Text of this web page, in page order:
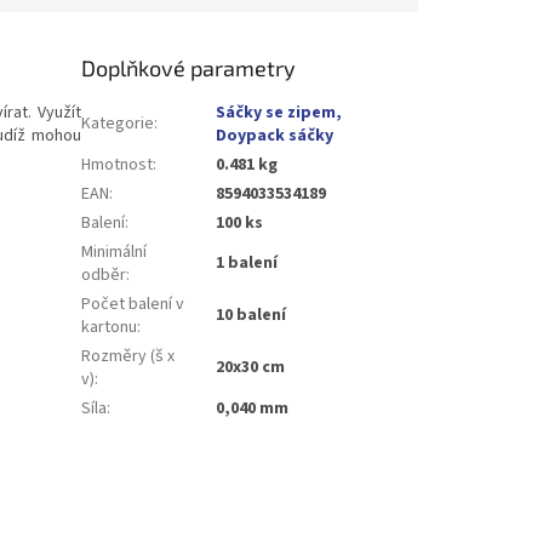
Využít
mohou
Doplňkové parametry
Kategorie:
Sáčky se zipem,
Doypack sáčky
Hmotnost:
0.481 kg
EAN:
8594033534189
Balení:
100 ks
Minimální
odběr:
1 balení
Počet balení v
kartonu:
10 balení
Rozměry (š x
v):
20x30 cm
Síla: 0,040 mm